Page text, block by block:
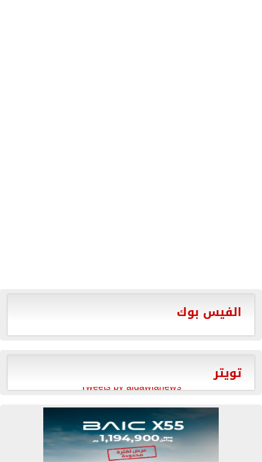
الفيس بوك
تويتر
Tweets by aldawlanews